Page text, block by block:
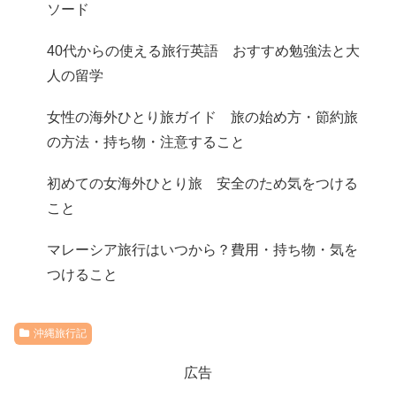
ソード
40代からの使える旅行英語 おすすめ勉強法と大
人の留学
女性の海外ひとり旅ガイド 旅の始め方・節約旅
の方法・持ち物・注意すること
初めての女海外ひとり旅 安全のため気をつける
こと
マレーシア旅行はいつから？費用・持ち物・気を
つけること
沖縄旅行記
広告